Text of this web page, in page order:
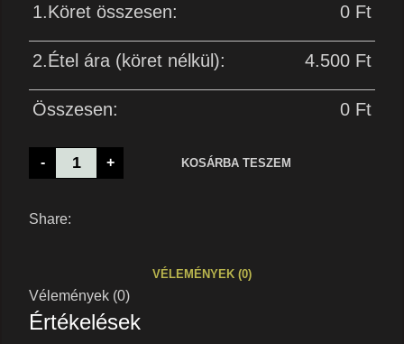
1.Köret összesen: 0 Ft
2.Étel ára (köret nélkül): 4.500 Ft
Összesen: 0 Ft
- + KOSÁRBA TESZEM
Share:
VÉLEMÉNYEK (0)
Vélemények (0)
Értékelések